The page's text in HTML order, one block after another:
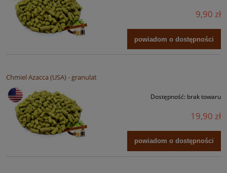
9,90 zł
powiadom o dostępności
Chmiel Azacca (USA) - granulat
Dostępność: brak towaru
19,90 zł
powiadom o dostępności